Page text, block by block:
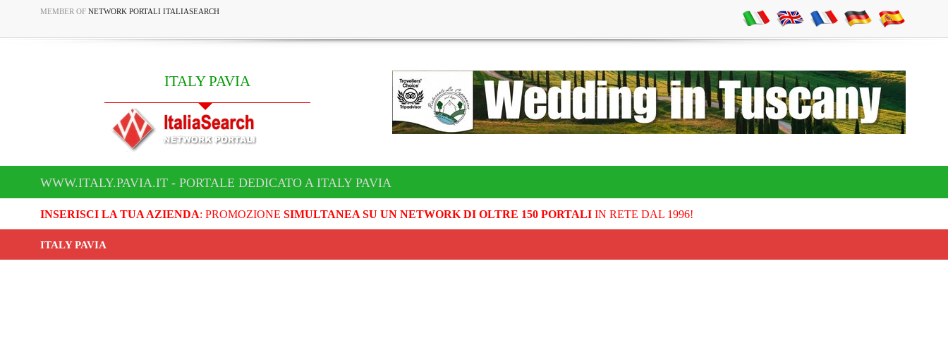
MEMBER OF NETWORK PORTALI ITALIASEARCH
ITALY PAVIA
WWW.ITALY.PAVIA.IT - PORTALE DEDICATO A ITALY PAVIA
INSERISCI LA TUA AZIENDA: PROMOZIONE SIMULTANEA SU UN NETWORK DI OLTRE 150 PORTALIIN RETE DAL 1996!
ITALY PAVIA